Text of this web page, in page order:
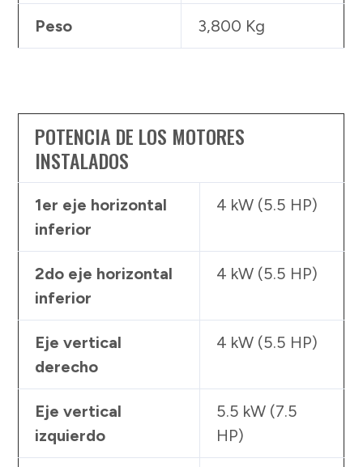
Peso 3,800 Kg
POTENCIA DE LOS MOTORES
INSTALADOS
1er eje horizontal
inferior
4 kW (5.5 HP)
2do eje horizontal
inferior
4 kW (5.5 HP)
Eje vertical
derecho
4 kW (5.5 HP)
Eje vertical
izquierdo
5.5 kW (7.5
HP)